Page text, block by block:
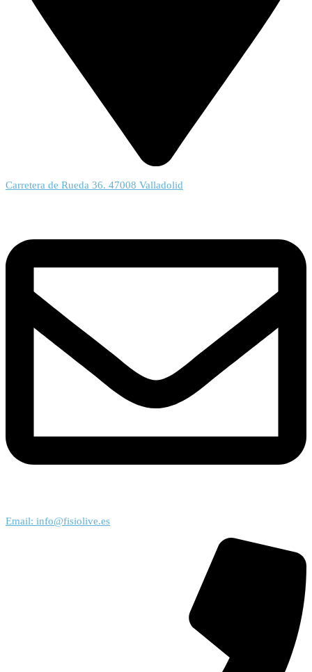
Carretera de Rueda 36. 47008 Valladolid
Email: info@fisiolive.es